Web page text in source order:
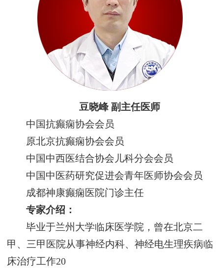
豆晓峰 副主任医师
中国抗癫痫协会会员
原北京抗癫痫协会会员
中国中西医结合协会儿科分会会员
中国中医药研究促进会青年医师协会会员
成都神康癫痫医院门诊主任
专家介绍：
毕业于兰州大学临床医学院，曾在北京二
甲、三甲医院从事神经内科、神经电生理疾病临
床治疗工作20